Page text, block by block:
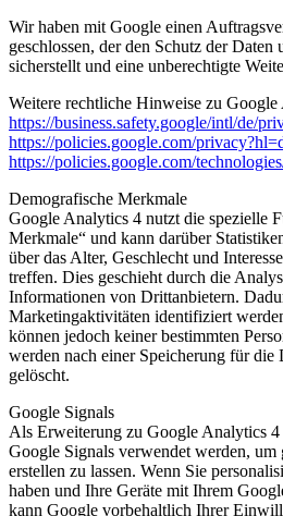
Wir haben mit Google einen
geschlossen, der den Schutz der Daten
sicherstellt und eine unberechtigte
Weitere rechtliche Hinweise zu
https://business.safety.google/intl/de/
https://policies.google.com/privacy
https://policies.google.com/technologies
Demografische Merkmale
Google Analytics 4 nutzt die spezielle
Merkmale“ und kann darüber
über das Alter, Geschlecht und
treffen. Dies geschieht durch die
Informationen von Drittanbietern.
Marketingaktivitäten identifiziert
können jedoch keiner bestimmten
werden nach einer Speicherung für
gelöscht.
Google Signals
Als Erweiterung zu Google Analytics 4
Google Signals verwendet werden, um
erstellen zu lassen. Wenn Sie
haben und Ihre Geräte mit Ihrem
kann Google vorbehaltlich Ihrer